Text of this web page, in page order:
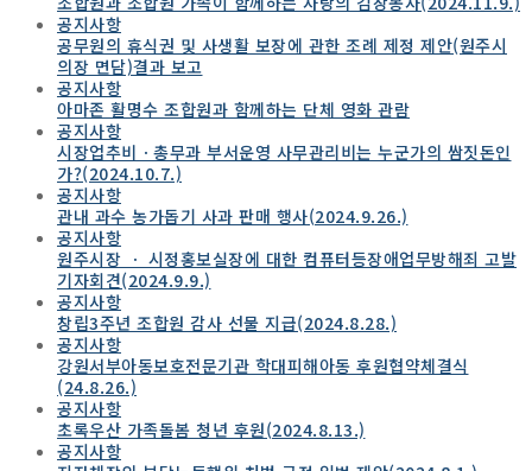
공지사항
공무원의 휴식권 및 사생활 보장에 관한 조례 제정 제안(원주시
의장 면담)결과 보고
공지사항
아마존 활명수 조합원과 함께하는 단체 영화 관람
공지사항
시장업추비ㆍ총무과 부서운영 사무관리비는 누군가의 쌈짓돈인
가?(2024.10.7.)
공지사항
관내 과수 농가돕기 사과 판매 행사(2024.9.26.)
공지사항
원주시장 ㆍ 시정홍보실장에 대한 컴퓨터등장애업무방해죄 고발
기자회견(2024.9.9.)
공지사항
창립3주년 조합원 감사 선물 지급(2024.8.28.)
공지사항
강원서부아동보호전문기관 학대피해아동 후원협약체결식
(24.8.26.)
공지사항
초록우산 가족돌봄 청년 후원(2024.8.13.)
공지사항